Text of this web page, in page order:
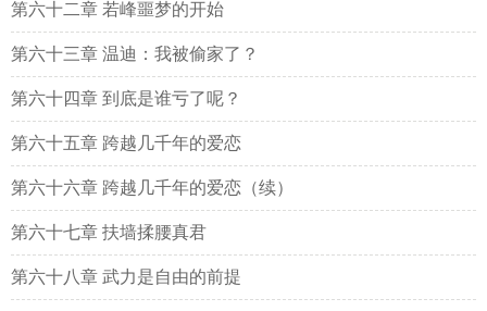
第六十二章 若峰噩梦的开始
第六十三章 温迪：我被偷家了？
第六十四章 到底是谁亏了呢？
第六十五章 跨越几千年的爱恋
第六十六章 跨越几千年的爱恋（续）
第六十七章 扶墙揉腰真君
第六十八章 武力是自由的前提